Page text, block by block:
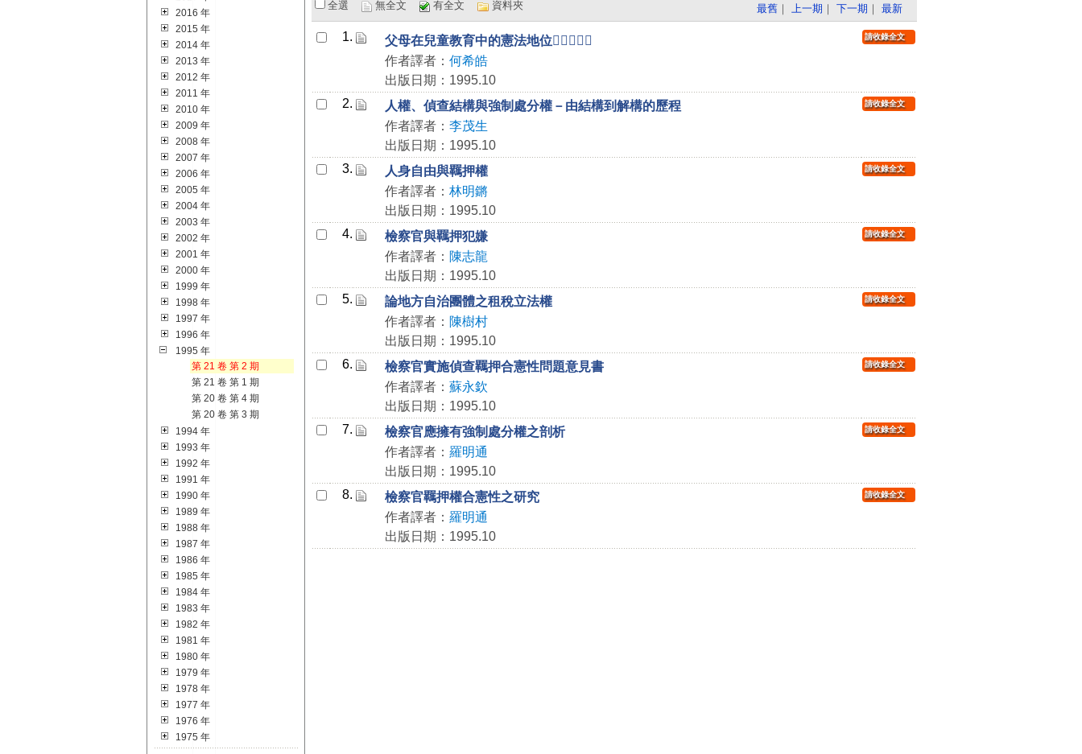
2016 年
2015 年
2014 年
2013 年
2012 年
2011 年
2010 年
2009 年
2008 年
2007 年
2006 年
2005 年
2004 年
2003 年
2002 年
2001 年
2000 年
1999 年
1998 年
1997 年
1996 年
1995 年
第 21 卷 第 2 期
第 21 卷 第 1 期
第 20 卷 第 4 期
第 20 卷 第 3 期
1994 年
1993 年
1992 年
1991 年
1990 年
1989 年
1988 年
1987 年
1986 年
1985 年
1984 年
1983 年
1982 年
1981 年
1980 年
1979 年
1978 年
1977 年
1976 年
1975 年
全選 無全文 有全文 資料夾 最舊 ｜ 上一期 ｜ 下一期 ｜ 最新
1.
父母在兒童教育中的憲法地位
作者譯者： 何希皓
出版日期：1995.10
請收錄全文
2.
人權、偵查結構與強制處分權－由結構到解構的歷程
作者譯者： 李茂生
出版日期：1995.10
請收錄全文
3.
人身自由與羈押權
作者譯者： 林明鏘
出版日期：1995.10
請收錄全文
4.
檢察官與羈押犯嫌
作者譯者： 陳志龍
出版日期：1995.10
請收錄全文
5.
論地方自治團體之租稅立法權
作者譯者： 陳樹村
出版日期：1995.10
請收錄全文
6.
檢察官實施偵查羈押合憲性問題意見書
作者譯者： 蘇永欽
出版日期：1995.10
請收錄全文
7.
檢察官應擁有強制處分權之剖析
作者譯者： 羅明通
出版日期：1995.10
請收錄全文
8.
檢察官羈押權合憲性之研究
作者譯者： 羅明通
出版日期：1995.10
請收錄全文